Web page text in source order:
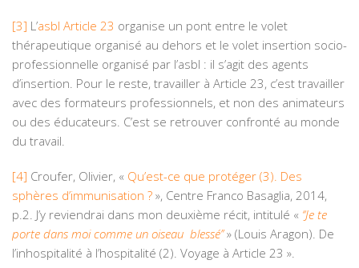
[3] L’asbl Article 23 organise un pont entre le volet
thérapeutique organisé au dehors et le volet insertion socio-
professionnelle organisé par l’asbl : il s’agit des agents
d’insertion. Pour le reste, travailler à Article 23, c’est travailler
avec des formateurs professionnels, et non des animateurs
ou des éducateurs. C’est se retrouver confronté au monde
du travail.
[4] Croufer, Olivier, « Qu’est-ce que protéger (3). Des
sphères d’immunisation ? », Centre Franco Basaglia, 2014,
p.2. J’y reviendrai dans mon deuxième récit, intitulé « ‘‘Je te
porte dans moi comme un oiseau blessé’’» (Louis Aragon). De
l’inhospitalité à l’hospitalité (2). Voyage à Article 23 ».